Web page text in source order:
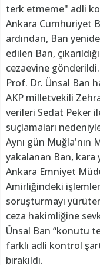
terk etmeme" adli
Ankara Cumhuriyet
ardından, Ban
edilen Ban,
cezaevine gönderildi.
Prof. Dr. Ünsal Ban
AKP milletvekili
verileri Sedat Peker
suçlamaları
Aynı gün Muğla'nın
yakalanan Ban,
Ankara Emniyet
Amirliğindeki
soruşturmayı
ceza hakimliğine
Ünsal Ban “konutu
farklı adli kontrol
bırakıldı.